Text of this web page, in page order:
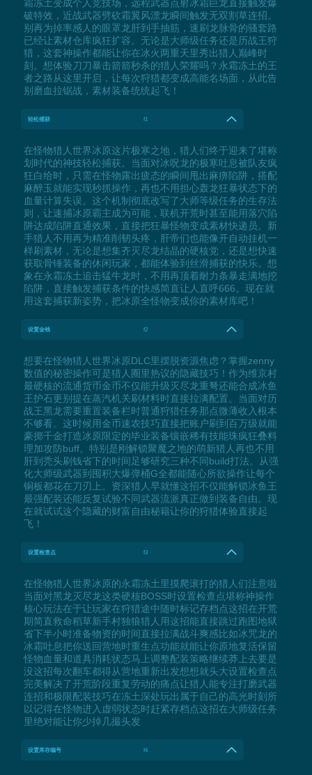
霜冻土变成个人竞技场，远程武器点射冰霜巨龙直接触发爆
破特效，近战武器劈砍霜翼风漂龙瞬间触发无双割草连招。
别再为掉率感人的眼罩龙肝到手抽筋，速刷龙脉骨的骚套路
已经让素材仓库疯狂扩容。无论是大师级任务还是历战王狩
猎，这套神操作都能让你在冰火两重天里秀出猎人巅峰时
刻。想体验刀刀暴击箭箭秒杀的猎人荣耀吗？永霜冻土的王
者之路从这里开启，让每次狩猎都变成高能名场面，从此告
别磨血拉锯战，素材装备统统起飞！
轻松捕获 f1
在怪物猎人世界冰原这片极寒之地，猎人们终于迎来了堪称
划时代的神技轻松捕获。当面对冰呪龙的极寒吐息被队友疯
狂白给时，只需在怪物露出疲态的瞬间甩出麻痹陷阱，搭配
麻醉玉就能实现秒抓操作，再也不用担心轰龙狂暴状态下的
血量计算失误。这个机制彻底改写了大师等级任务的生存法
则，让速捕冰原霸主成为可能，联机开荒时甚至能用落穴陷
阱达成陷阱直通效果，直接把狂暴怪物变成素材快递员。新
手猎人不用再为精准削韧头疼，肝帝们也能像开自动挂机一
样刷素材，无论是想集齐灭尽龙结晶的硬核党，还是想快速
获取骨锤装备的休闲玩家，都能体验到丝滑捕获的快乐。想
象在永霜冻土追击猛牛龙时，不用再顶着耐力条暴走满地挖
陷阱，直接触发捕获条件的快感简直让人直呼666。现在就
用这套捕获新姿势，把冰原全怪物变成你的素材库吧！
设置金钱 f2
想要在怪物猎人世界冰原DLC里摆脱资源焦虑？掌握zenny
数值的秘密操作可是猎人圈里热议的隐藏技巧！作为维京村
最硬核的流通货币金币不仅能升级灭尽龙重弩还能合成冰鱼
王护石更别提在蒸汽机关刷材料时直接拉满配置。当面对历
战王黑龙需要重置装备栏时普通狩猎任务那点微薄收入根本
不够看。这时候用金币速农技巧直接把账户刷到百万级就能
豪掷千金打造冰原限定的毕业装备镶嵌稀有技能珠疯狂叠料
理加攻防buff。特别是刚解锁聚魔之地的萌新猎人再也不用
肝到秃头刷钱省下的时间足够研究三种不同build打法。从强
化大师级武器到囤积大爆弹桶G全都能随心所欲操作让每个
铜板都花在刀刃上。资深猎人早就懂这招不仅能解锁冰鱼王
最强配装还能反复试验不同武器流派真正做到装备自由。现
在就试试这个隐藏的财富自由秘籍让你的狩猎体验直接起
飞！
设置检查点 f3
在怪物猎人世界冰原的永霜冻土里摸爬滚打的猎人们注意啦
当面对黑龙灭尽龙这类硬核BOSS时设置检查点堪称神操作
核心玩法在于让玩家在狩猎途中随时标记存档点这招在开荒
期简直救命稻草新手村独狼猎人用这招能直接跳过跑图地狱
省下半小时准备物资的时间直接拉满战斗爽感比如冰咒龙的
冰霜吐息把你送回营地时重生点功能就能让你原地复活保留
怪物血量和道具消耗状态马上调整配装策略继续莽上去要是
没这招每次翻车都得从营地重新出发想想就头大设置检查点
完美解决了开荒阶段重复劳动的痛点让猎人能专注打磨武器
连招和极限配装技巧在冻土深处玩出属于自己的高光时刻所
以记得在怪物进入虚弱状态时赶紧存档点这招在大师级任务
里绝对能让你少掉几撮头发
设置库存编号 f4